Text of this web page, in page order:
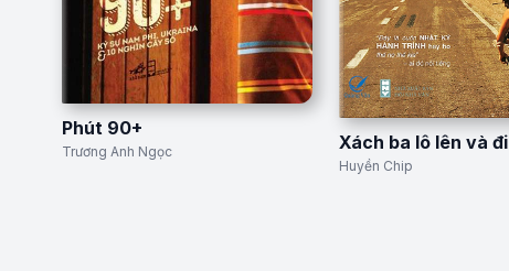
Phút 90+
Trương Anh Ngọc Xách ba lô lên và đi
Huyền Chip